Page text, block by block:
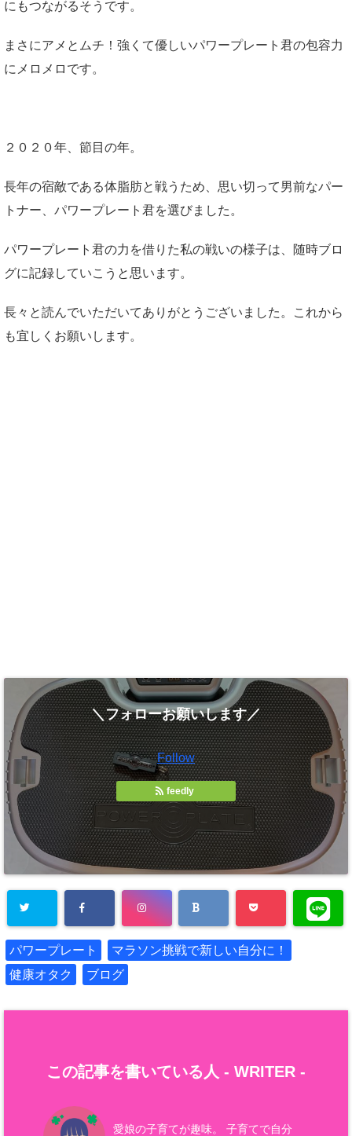
にもつながるそうです。
まさにアメとムチ！強くて優しいパワープレート君の包容力
にメロメロです。
２０２０年、節目の年。
長年の宿敵である体脂肪と戦うため、思い切って男前なパー
トナー、パワープレート君を選びました。
パワープレート君の力を借りた私の戦いの様子は、随時ブロ
グに記録していこうと思います。
長々と読んでいただいてありがとうございました。これから
も宜しくお願いします。
＼フォローお願いします／
Follow
feedly
パワープレート
マラソン挑戦で新しい自分に！
健康オタク
ブログ
この記事を書いている人 - WRITER -
愛娘の子育てが趣味。 子育てで自分